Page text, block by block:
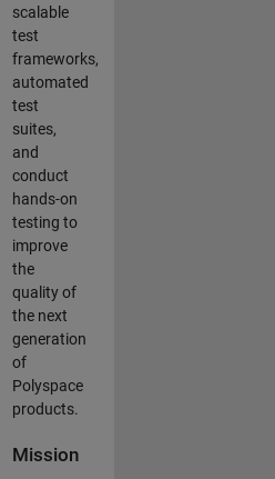
scalable
test
frameworks,
automated
test
suites,
and
conduct
hands-on
testing to
improve
the
quality of
the next
generation
of
Polyspace
products.
Mission